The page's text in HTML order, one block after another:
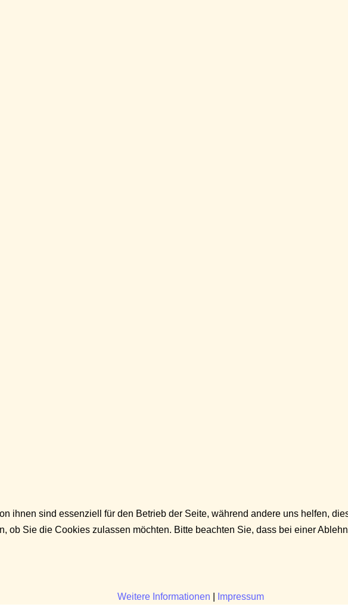
ihnen sind essenziell für den Betrieb der Seite, während andere uns helfen,
ob Sie die Cookies zulassen möchten. Bitte beachten Sie, dass bei einer
Weitere Informationen Impressum